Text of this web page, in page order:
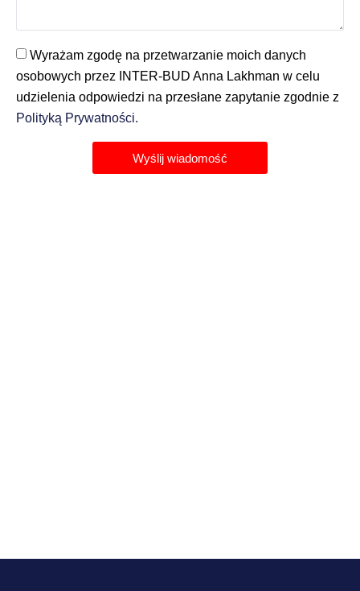
Wyrażam zgodę na przetwarzanie moich danych
osobowych przez INTER-BUD Anna Lakhman w celu
udzielenia odpowiedzi na przesłane zapytanie zgodnie z
Polityką Prywatności.
Wyślij wiadomość